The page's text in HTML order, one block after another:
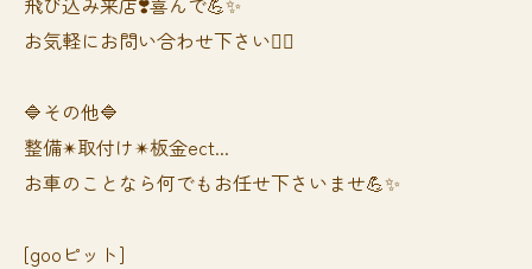
お気軽にお問い合わせ下さい🙆‍♀️
🔷その他🔷
整備✴︎取付け✴︎板金ect...
お車のことなら何でもお任せ下さいませ💪✨
[gooピット]